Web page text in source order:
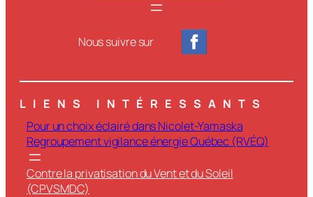
Nous suivre sur
LIENS INTÉRESSANTS
Pour un choix éclairé dans Nicolet-Yamaska
Regroupement vigilance énergie Québec (RVÉQ)
Contre la privatisation du Vent et du Soleil
(CPVSMDC)